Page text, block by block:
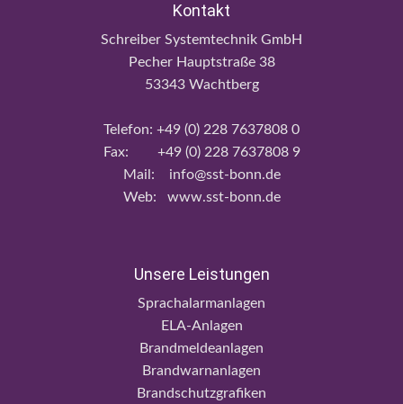
Kontakt
Schreiber Systemtechnik GmbH
Pecher Hauptstraße 38
53343 Wachtberg
Telefon: +49 (0) 228 7637808 0
Fax: +49 (0) 228 7637808 9
Mail: info@sst-bonn.de
Web: www.sst-bonn.de
Unsere Leistungen
Sprachalarmanlagen
ELA-Anlagen
Brandmeldeanlagen
Brandwarnanlagen
Brandschutzgrafiken